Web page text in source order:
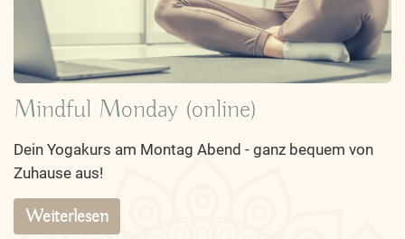
Mindful Monday (online)
Dein Yogakurs am Montag Abend - ganz bequem von
Zuhause aus!
Weiterlesen